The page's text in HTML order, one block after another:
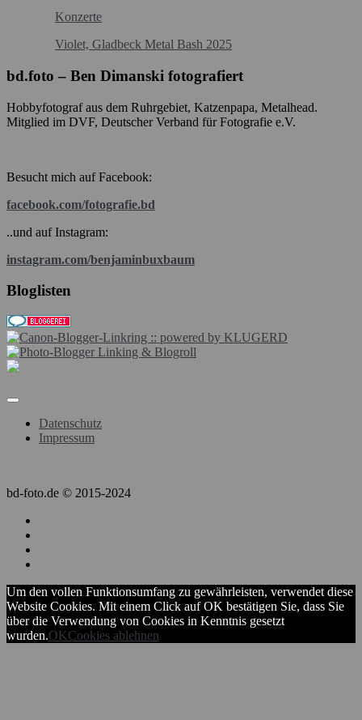
Konzerte
Violet, Gladbeck Metal Bash 2025
bd.foto – Ben Dimanski fotografiert
Hobbyfotograf aus dem Ruhrgebiet, Katzenpapa, Metalhead.
Mitglied im DVF, Deutscher Verband für Fotografie e.V.
Besucht mich auf Facebook:
facebook.com/fotografie.bd
..und auf Instagram:
instagram.com/benjaminbuxbaum
Bloglisten
Datenschutz
Impressum
bd-foto.de © 2015-2024
Um den vollen Funktionsumfang zu gewährleisten, verwendet diese
Website Cookies. Mit einem Click auf OK bestätigen Sie, dass Sie
über die Verwendung von Cookies in Kenntnis gesetzt
wurden.OKCookies ablehnen